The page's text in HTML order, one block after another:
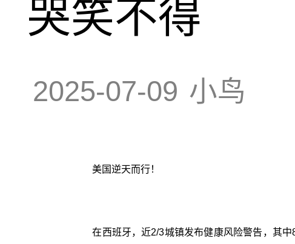
哭笑不得
2025-07-09 小鸟
美国逆天而行！
在西班牙，近2/3城镇发布健康风险警告，其